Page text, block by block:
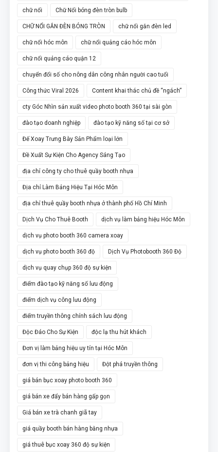
chữ nổi Chữ Nổi bóng đèn tròn bulb
CHỮ NỔI GẮN ĐÈN BÓNG TRÒN chữ nổi gắn đèn led
chữ nổi hóc môn chữ nổi quảng cáo hóc môn
chữ nổi quảng cáo quận 12
chuyển đổi số cho nông dân công nhân người cao tuổi
Công thức Viral 2026 Content khai thác chủ đề “ngách”
cty Góc Nhìn sản xuất video photo booth 360 tại sài gòn
đào tạo doanh nghiệp đào tạo kỹ năng số tại cơ sở
Đế Xoay Trưng Bày Sản Phẩm loại lớn
Đề Xuất Sự Kiện Cho Agency Sáng Tạo
địa chỉ công ty cho thuê quầy booth nhựa
Địa chỉ Làm Bảng Hiệu Tại Hóc Môn
địa chỉ thuê quầy booth nhựa ở thành phố Hồ Chí Minh
Dịch Vụ Cho Thuê Booth dịch vụ làm bảng hiệu Hóc Môn
dịch vụ photo booth 360 camera xoay
dịch vụ photo booth 360 độ Dịch Vụ Photobooth 360 Độ
dịch vụ quay chụp 360 độ sự kiện
điểm đào tạo kỹ năng số lưu động
điểm dịch vụ công lưu động
điểm truyền thông chính sách lưu động
Độc Đáo Cho Sự Kiện độc lạ thu hút khách
Đơn vị làm bảng hiệu uy tín tại Hóc Môn
đơn vị thi công bảng hiệu Đột phá truyền thông
giá bán bục xoay photo booth 360
giá bán xe đẩy bán hàng gấp gọn
Giá bán xe trà chanh giã tay
giá quầy booth bán hàng bằng nhựa
giá thuê bục xoay 360 độ sự kiện